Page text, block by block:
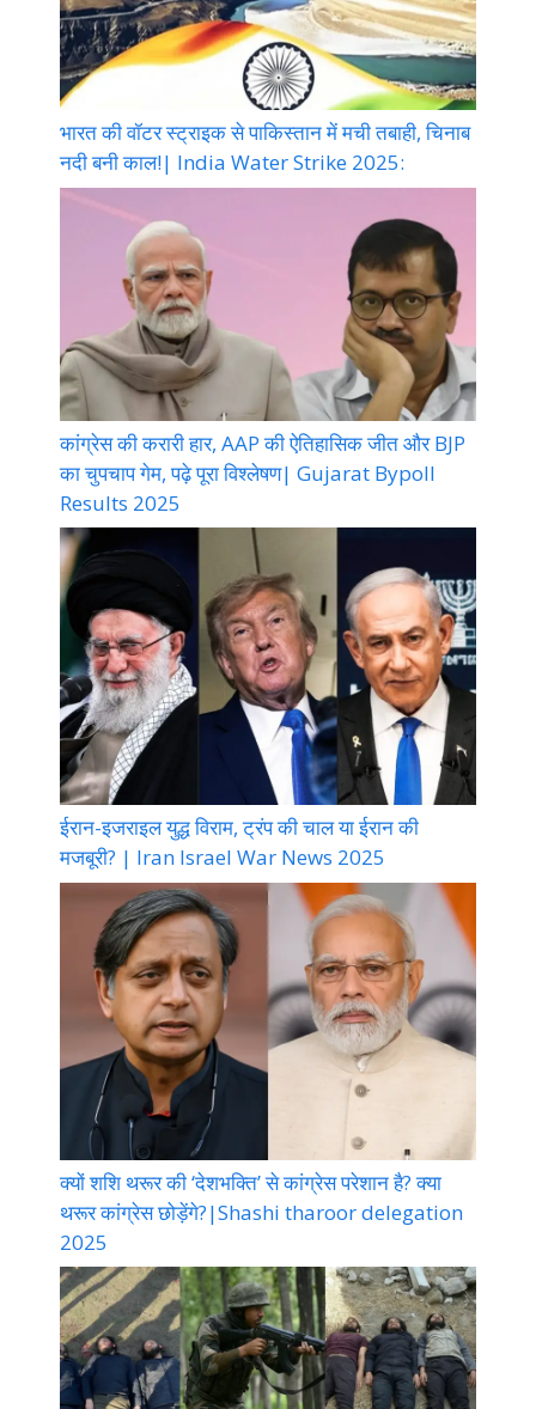
भारत की वॉटर स्ट्राइक से पाकिस्तान में मची तबाही, चिनाब
नदी बनी काल!| India Water Strike 2025:
कांग्रेस की करारी हार, AAP की ऐतिहासिक जीत और BJP
का चुपचाप गेम, पढ़े पूरा विश्लेषण| Gujarat Bypoll
Results 2025
ईरान-इजराइल युद्ध विराम, ट्रंप की चाल या ईरान की
मजबूरी? | Iran Israel War News 2025
क्यों शशि थरूर की ‘देशभक्ति’ से कांग्रेस परेशान है? क्या
थरूर कांग्रेस छोड़ेंगे?|Shashi tharoor delegation
2025